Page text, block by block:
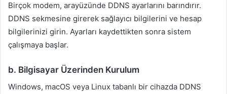
Birçok modem, arayüzünde DDNS ayarlarını barındırır.
DDNS sekmesine girerek sağlayıcı bilgilerini ve hesap
bilgilerinizi girin. Ayarları kaydettikten sonra sistem
çalışmaya başlar.
b. Bilgisayar Üzerinden Kurulum
Windows, macOS veya Linux tabanlı bir cihazda DDNS